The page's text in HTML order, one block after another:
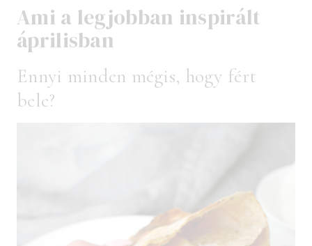
Ami a legjobban inspirált
áprilisban
Ennyi minden mégis, hogy fért
bele?